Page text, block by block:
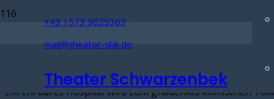
+49 1573 9029363
mail@theater-sbk.de
Theater Schwarzenbek
Stück Beschreibung
Ein ehrbares Hospital wird zum gnadenlos komischen
Coco soll lachen oder die
Wintermärchen
Verrückte haben´s auch nicht leicht
Sommerkomödie
Ausser Kontrolle 2017
Sommerkomödie
Räbuer Hotzenplotz 2001
Wintermärchen